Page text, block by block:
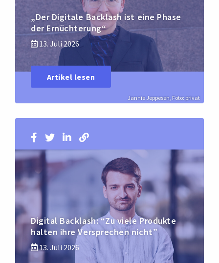
Jannie Jeppesen, Foto: privat
„Der Digitale Backlash ist eine Phase
der Ernüchterung“
13. Juli 2026
Artikel lesen
Digital Backlash: “Zu viele Produkte
halten ihre Versprechen nicht”
13. Juli 2026